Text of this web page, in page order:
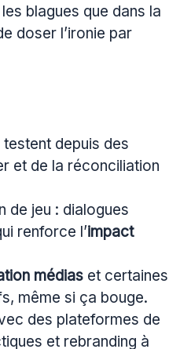
blagues que dans la
doser l’ironie par
depuis des
et de la réconciliation
de jeu : dialogues
renforce l’impact
médias et certaines
même si ça bouge.
des plateformes de
et rebranding à